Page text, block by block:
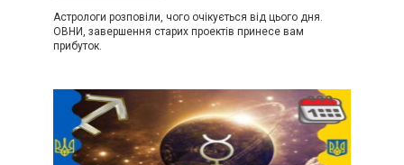
Астрологи розповіли, чого очікується від цього дня.
ОВНИ, завершення старих проектів принесе вам
прибуток.